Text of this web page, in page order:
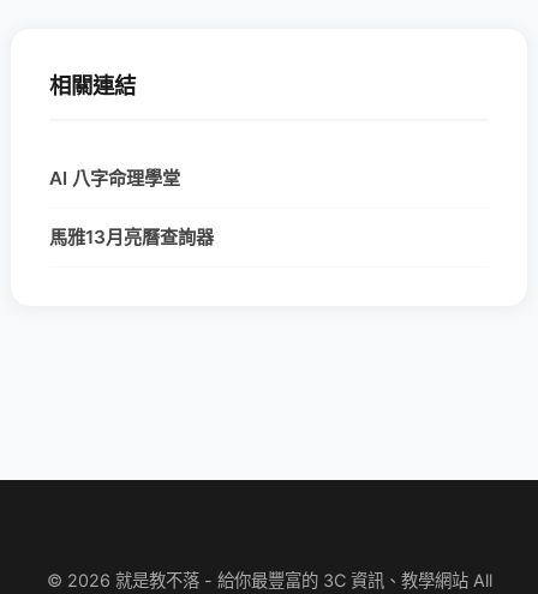
相關連結
AI 八字命理學堂
馬雅13月亮曆查詢器
© 2026 就是教不落 - 給你最豐富的 3C 資訊、教學網站 All